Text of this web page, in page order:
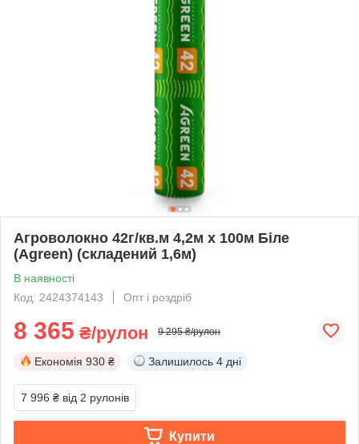
Агроволокно 42г/кв.м 4,2м х 100м Біле
(Agreen) (складений 1,6м)
В наявності
Код: 2424374143
Опт і роздріб
8 365 ₴/рулон 9 295 ₴/рулон
Економія 930 ₴ Залишилось 4 дні
7 996 ₴ від 2 рулонів
Купити